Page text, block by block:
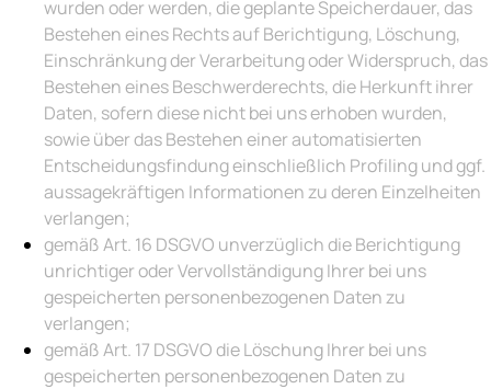
wurden oder werden, die geplante Speicherdauer, das
Bestehen eines Rechts auf Berichtigung, Löschung,
Einschränkung der Verarbeitung oder Widerspruch, das
Bestehen eines Beschwerderechts, die Herkunft ihrer
Daten, sofern diese nicht bei uns erhoben wurden,
sowie über das Bestehen einer automatisierten
Entscheidungsfindung einschließlich Profiling und ggf.
aussagekräftigen Informationen zu deren Einzelheiten
verlangen;
gemäß Art. 16 DSGVO unverzüglich die Berichtigung
unrichtiger oder Vervollständigung Ihrer bei uns
gespeicherten personenbezogenen Daten zu
verlangen;
gemäß Art. 17 DSGVO die Löschung Ihrer bei uns
gespeicherten personenbezogenen Daten zu